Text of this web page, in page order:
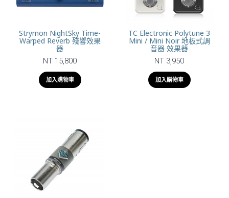
Strymon NightSky Time-
Warped Reverb 殘響效果
器
NT 15,800
加入購物車
TC Electronic Polytune 3
Mini / Mini Noir 地板式調
音器 效果器
NT 3,950
加入購物車